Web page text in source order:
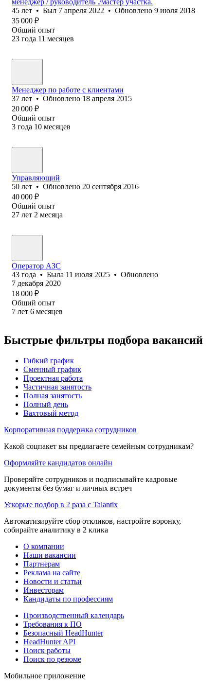
45 лет • Был 7 апреля 2022 • Обновлено 9 июля 2018
35 000 ₽
Общий опыт
23 года 11 месяцев
Менеджер по работе с клиентами
37 лет • Обновлено 18 апреля 2015
20 000 ₽
Общий опыт
3 года 10 месяцев
Управляющий
50 лет • Обновлено 20 сентября 2016
40 000 ₽
Общий опыт
27 лет 2 месяца
Оператор АЗС
43 года • Была 11 июля 2025 • Обновлено
7 декабря 2020
18 000 ₽
Общий опыт
7 лет 6 месяцев
Быстрые фильтры подбора вакансий
Гибкий график
Сменный график
Проектная работа
Частичная занятость
Полная занятость
Полный день
Вахтовый метод
Корпоративная поддержка сотрудников
Какой соцпакет вы предлагаете семейным сотрудникам?
Оформляйте кандидатов онлайн
Проверяйте сотрудников и подписывайте кадровые
документы без бумаг и личных встреч
Ускорьте подбор в 2 раза с Talantix
Автоматизируйте сбор откликов, настройте воронку,
собирайте аналитику в 2 клика
О компании
Наши вакансии
Партнерам
Реклама на сайте
Новости и статьи
Инвесторам
Кандидаты по профессиям
Производственный календарь
Требования к ПО
Безопасный HeadHunter
HeadHunter API
Поиск работы
Поиск по резюме
Мобильное приложение